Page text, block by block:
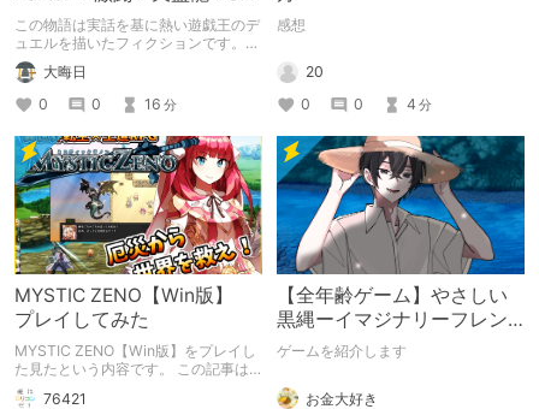
千年D【架空デュエル】
この物語は実話を基に熱い遊戯王のデ
ュエルを描いたフィクションです。
（自分用メモ：2025-05-14）
大晦日
0
0 16 分
感想
20
0
0 4 分
MYSTIC ZENO【Win版】
プレイしてみた
MYSTIC ZENO【Win版】をプレイし
た見たという内容です。 この記事は
通常のクリエイターズ記事です。
76421
【全年齢ゲーム】やさしい
黒縄ーイマジナリーフレン
ドの「彼」と過ごすおぼん
ゲームを紹介します
お金大好き